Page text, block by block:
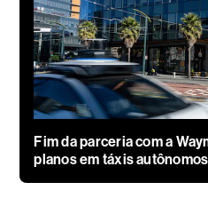
Fim da parceria com a
planos em táxis autônomos